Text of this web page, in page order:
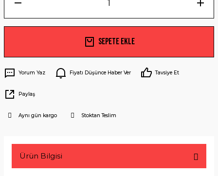
Sepete Ekle
Yorum Yaz Fiyatı Düşünce Haber Ver Tavsiye Et
Paylaş
Aynı gün kargo Stoktan Teslim
Ürün Bilgisi